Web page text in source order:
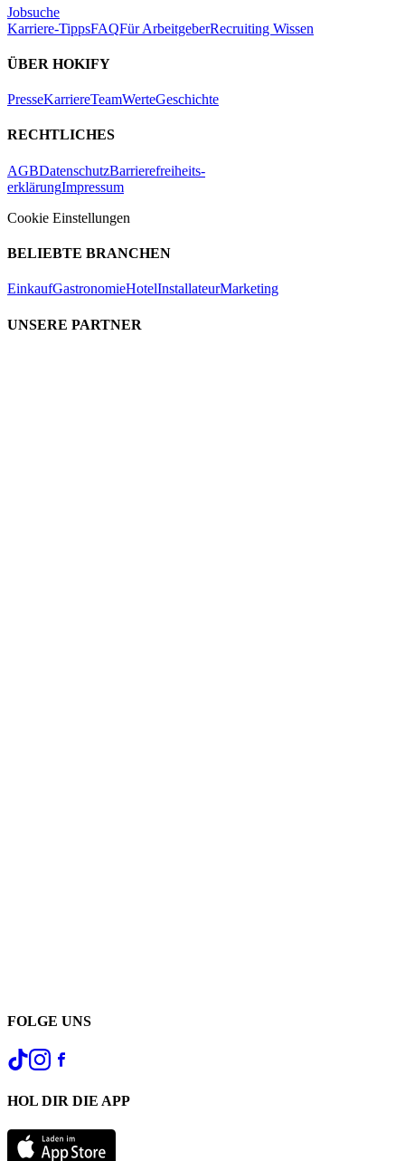
Jobsuche
Karriere-TippsFAQFür ArbeitgeberRecruiting Wissen
ÜBER HOKIFY
PresseKarriereTeamWerteGeschichte
RECHTLICHES
AGBDatenschutzBarrierefreiheits-
erklärungImpressum
Cookie Einstellungen
BELIEBTE BRANCHEN
EinkaufGastronomieHotelInstallateurMarketing
UNSERE PARTNER
FOLGE UNS
HOL DIR DIE APP